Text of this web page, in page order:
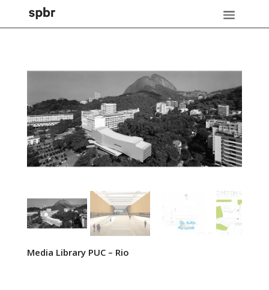
Media Library PUC – Rio